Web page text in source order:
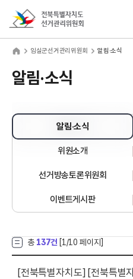
임실군선거관리위원회 알림·소식
알림·소식
알림·소식
위원소개
선거방송토론위원회
이벤트게시판
총 137건 [1 /10 페이지]
[전북특별자치도] [전북특별자치도선관위] 2026